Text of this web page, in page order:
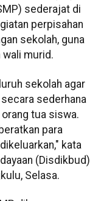
sederajat di
perpisahan
sekolah, guna
wali murid.
sekolah agar
sederhana
tua siswa.
para
kata
(Disdikbud)
Selasa.